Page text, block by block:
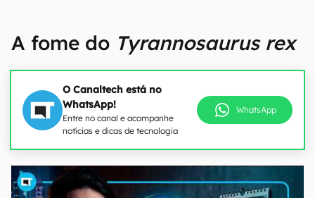
A fome do Tyrannosaurus rex
O Canaltech está no
WhatsApp!
Entre no canal e acompanhe
notícias e dicas de tecnologia
WhatsApp